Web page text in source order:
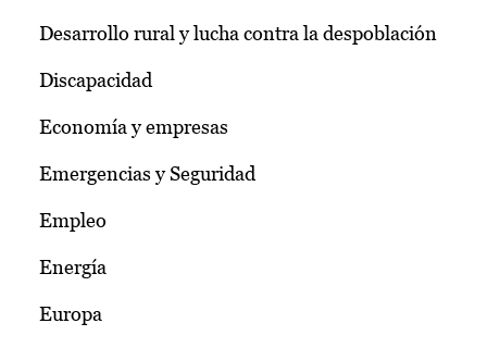
Desarrollo rural y lucha contra la despoblación
Discapacidad
Economía y empresas
Emergencias y Seguridad
Empleo
Energía
Europa